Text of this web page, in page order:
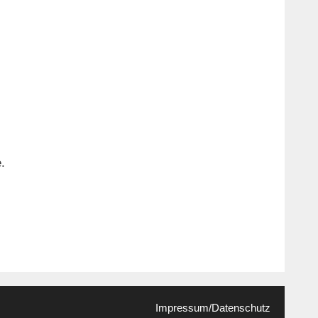
Impressum/Datenschutz